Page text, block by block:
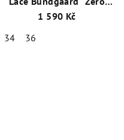
Heel" BG101145-138
1 590 Kč
34
36